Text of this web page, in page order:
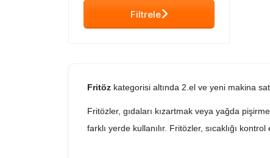
Filtrele
Fritöz kategorisi altında 2.el ve yeni makina
Fritözler, gıdaları kızartmak veya yağda
farklı yerde kullanılır. Fritözler, sıcaklığı